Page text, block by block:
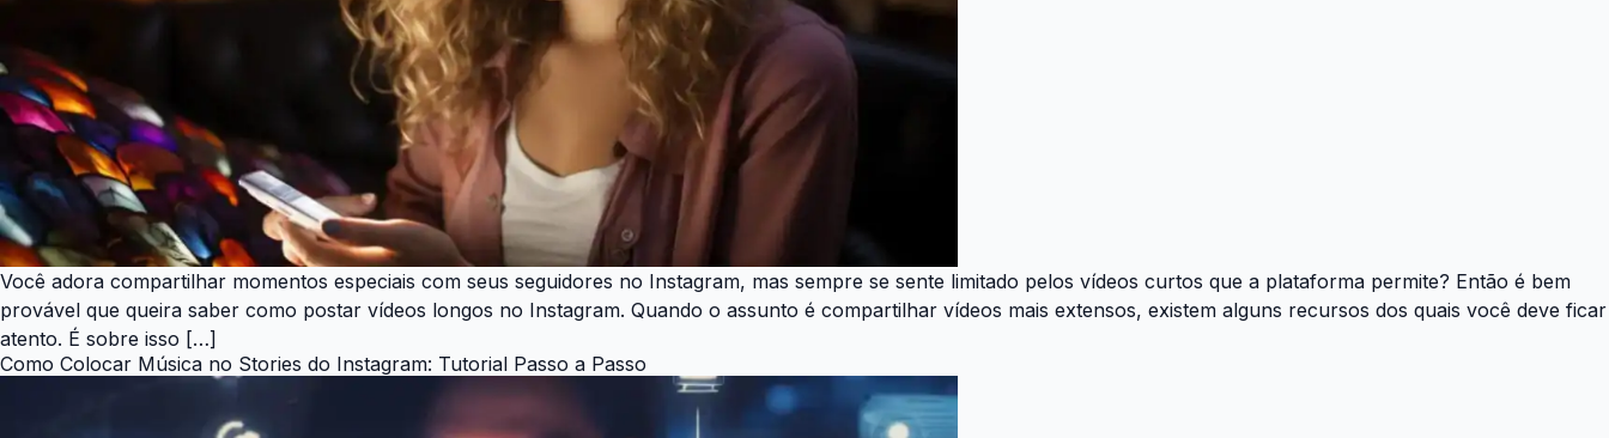
Você adora compartilhar momentos especiais com seus seguidores no Instagram, mas sempre se sente limitado pelos vídeos curtos que a plataforma permite? Então é bem
provável que queira saber como postar vídeos longos no Instagram. Quando o assunto é compartilhar vídeos mais extensos, existem alguns recursos dos quais você deve ficar
atento. É sobre isso […]
Como Colocar Música no Stories do Instagram: Tutorial Passo a Passo